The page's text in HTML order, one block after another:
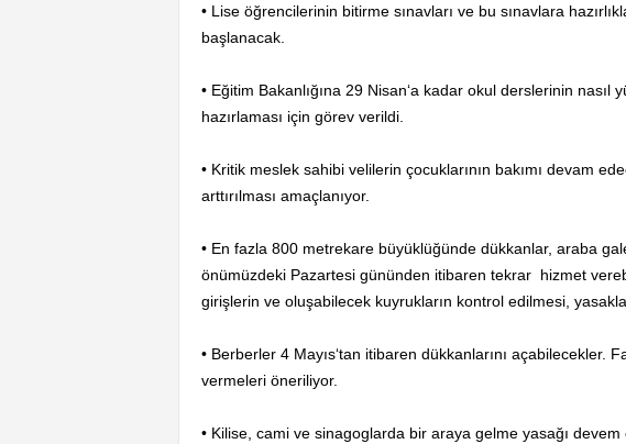
• Lise öğrencilerinin bitirme sınavları ve bu sınavlara
başlanacak.
• Eğitim Bakanlığına 29 Nisan‘a kadar okul derslerinin
hazırlaması için görev verildi.
• Kritik meslek sahibi velilerin çocuklarının bakımı devam
arttırılması amaçlanıyor.
• En fazla 800 metrekare büyüklüğünde dükkanlar, araba
önümüzdeki Pazartesi gününden itibaren tekrar hizmet
girişlerin ve oluşabilecek kuyrukların kontrol edilmesi,
• Berberler 4 Mayıs‘tan itibaren dükkanlarını açabilecekler.
vermeleri öneriliyor.
• Kilise, cami ve sinagoglarda bir araya gelme yasağı devem